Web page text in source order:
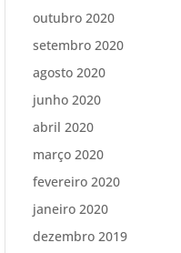
outubro 2020
setembro 2020
agosto 2020
junho 2020
abril 2020
março 2020
fevereiro 2020
janeiro 2020
dezembro 2019